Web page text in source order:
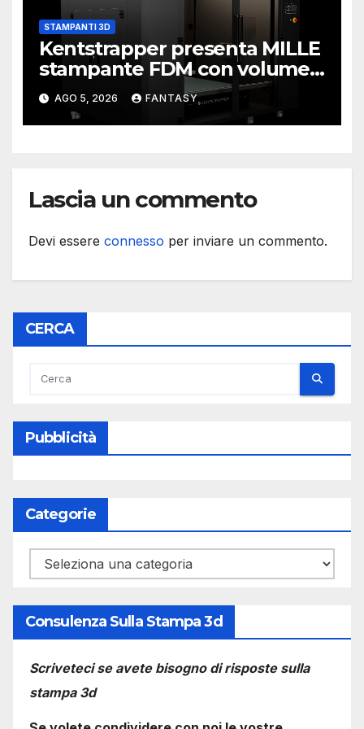
STAMPANTI 3D
Kentstrapper presenta MILLE
stampante FDM con volume
di stampa da un metro cubo
AGO 5, 2026 FANTASY
Lascia un commento
Devi essere connesso per inviare un commento.
CERCA
Pubblicità
Categorie
Categorie
Consulenza Sulla Stampa 3d
Scriveteci se avete bisogno di risposte sulla
stampa 3d